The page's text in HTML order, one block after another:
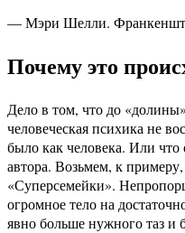
— Мэри Шелли.
Почему это
Дело в том, что до
человеческая психика не
было как человека. Или
автора. Возьмем, к
«Суперсемейки».
огромное тело на
явно больше нужного таз и